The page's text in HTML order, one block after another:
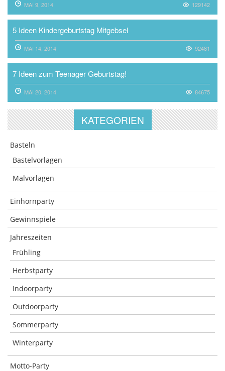
MAI 9, 2014 129142
5 Ideen Kindergeburtstag Mitgebsel
MAI 14, 2014 92481
7 Ideen zum Teenager Geburtstag!
MAI 20, 2014 84675
KATEGORIEN
Basteln
Bastelvorlagen
Malvorlagen
Einhornparty
Gewinnspiele
Jahreszeiten
Frühling
Herbstparty
Indoorparty
Outdoorparty
Sommerparty
Winterparty
Motto-Party